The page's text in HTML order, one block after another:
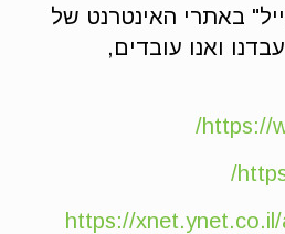
באתרי האינטרנט של
ואנו עובדים,
https://
https://